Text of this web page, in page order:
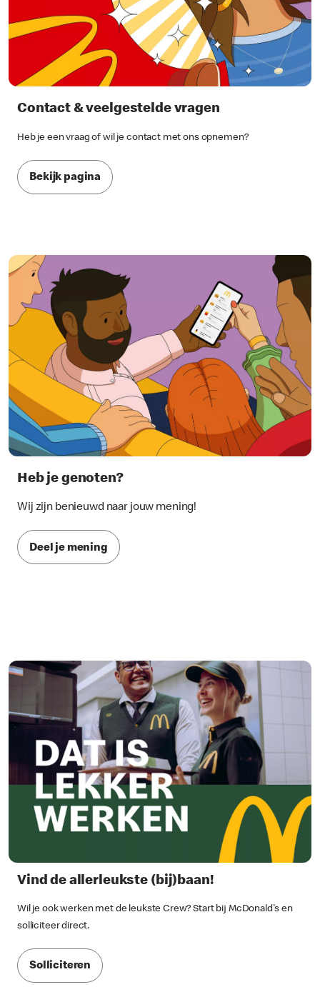
Contact & veelgestelde vragen
Heb je een vraag of wil je contact met ons opnemen?
Bekijk pagina
Heb je genoten?
Wij zijn benieuwd naar jouw mening!
Deel je mening
Vind de allerleukste (bij)baan!
Wil je ook werken met de leukste Crew? Start bij McDonald's en
solliciteer direct.
Solliciteren